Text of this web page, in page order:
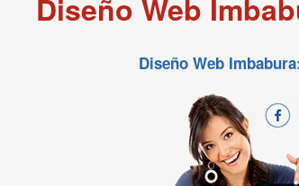
Diseño Web
Diseño Web